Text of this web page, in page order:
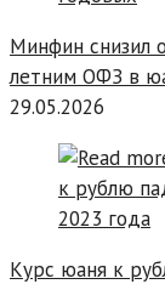
Минфин снизил
летним ОФЗ в
29.05.2026
Курс юаня к